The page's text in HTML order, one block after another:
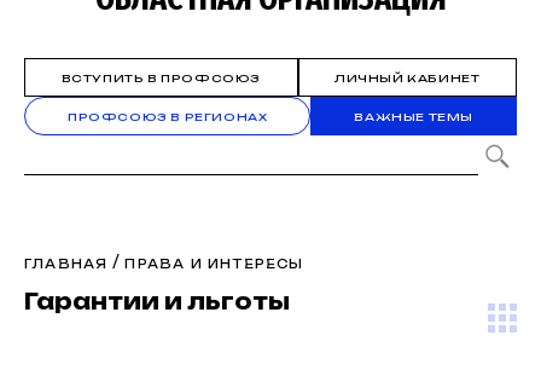
ВСТУПИТЬ В ПРОФСОЮЗ ЛИЧНЫЙ КАБИНЕТ
ПРОФСОЮЗ В РЕГИОНАХ ВАЖНЫЕ ТЕМЫ
ГЛАВНАЯ /ПРАВА И ИНТЕРЕСЫ
Гарантии и льготы